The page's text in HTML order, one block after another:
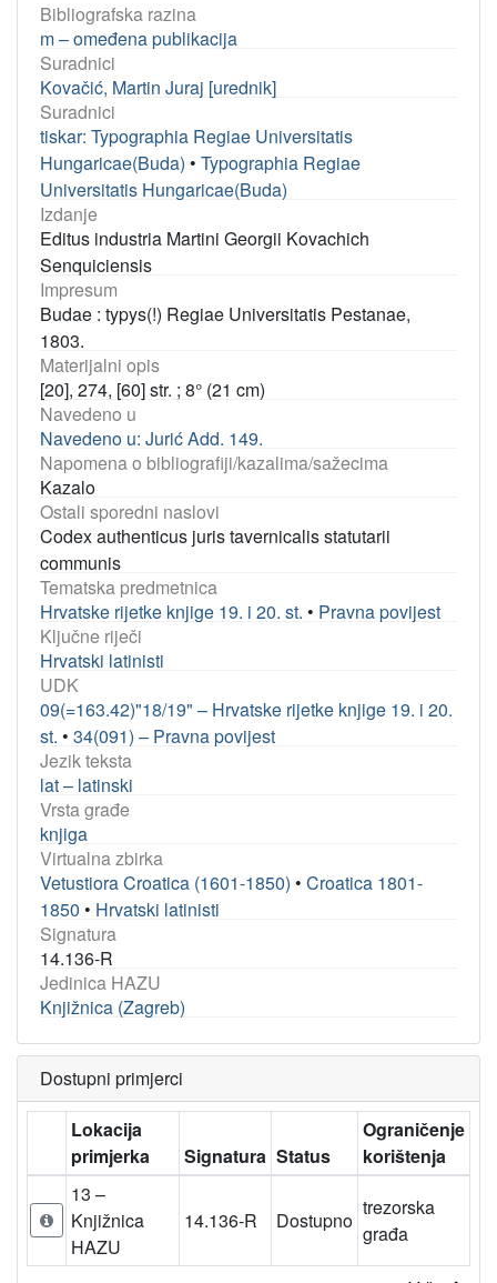
Bibliografska razina
m – omeđena publikacija
Suradnici
Kovačić, Martin Juraj [urednik]
Suradnici
tiskar: Typographia Regiae Universitatis
Hungaricae(Buda) • Typographia Regiae
Universitatis Hungaricae(Buda)
Izdanje
Editus industria Martini Georgii Kovachich
Senquiciensis
Impresum
Budae : typys(!) Regiae Universitatis Pestanae,
1803.
Materijalni opis
[20], 274, [60] str. ; 8° (21 cm)
Navedeno u
Navedeno u: Jurić Add. 149.
Napomena o bibliografiji/kazalima/sažecima
Kazalo
Ostali sporedni naslovi
Codex authenticus juris tavernicalis statutarii
communis
Tematska predmetnica
Hrvatske rijetke knjige 19. i 20. st. • Pravna povijest
Ključne riječi
Hrvatski latinisti
UDK
09(=163.42)"18/19" – Hrvatske rijetke knjige 19. i 20.
st. • 34(091) – Pravna povijest
Jezik teksta
lat – latinski
Vrsta građe
knjiga
Virtualna zbirka
Vetustiora Croatica (1601-1850) • Croatica 1801-
1850 • Hrvatski latinisti
Signatura
14.136-R
Jedinica HAZU
Knjižnica (Zagreb)
Dostupni primjerci
Lokacija
primjerka
Signatura Status
Ograničenje
korištenja
13 –
Knjižnica
HAZU
14.136-R Dostupno
trezorska
građa